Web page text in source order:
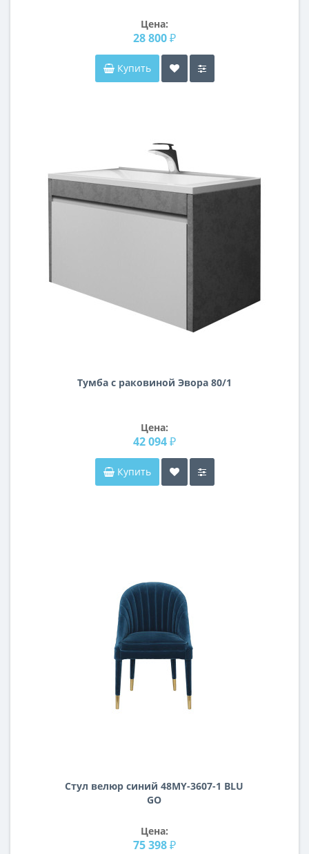
Цена:
28 800 ₽
Купить
Тумба с раковиной Эвора 80/1
Цена:
42 094 ₽
Купить
Стул велюр синий 48MY-3607-1 BLU
GO
Цена:
75 398 ₽